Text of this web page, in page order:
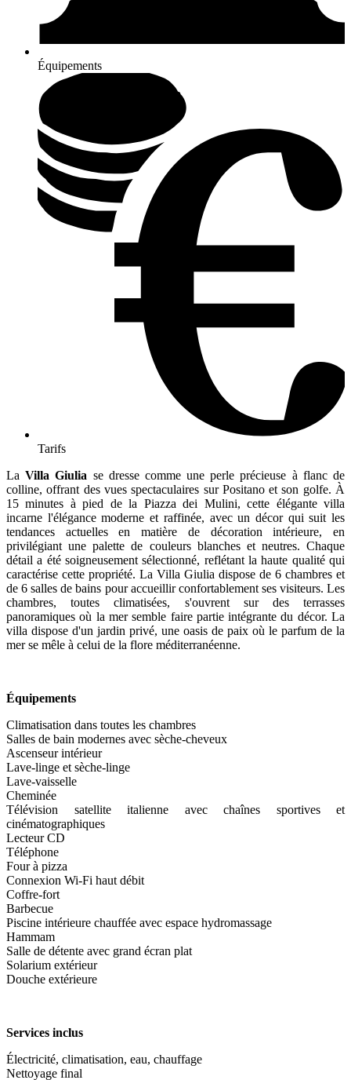
Équipements
Tarifs
LaVilla Giulia se dresse comme une perle précieuse à flanc de
colline, offrant des vues spectaculaires sur Positano et son golfe. À
15 minutes à pied de la Piazza dei Mulini, cette élégante villa
incarne l'élégance moderne et raffinée, avec un décor qui suit les
tendances actuelles en matière de décoration intérieure, en
privilégiant une palette de couleurs blanches et neutres. Chaque
détail a été soigneusement sélectionné, reflétant la haute qualité qui
caractérise cette propriété. La Villa Giulia dispose de 6 chambres et
de 6 salles de bains pour accueillir confortablement ses visiteurs. Les
chambres, toutes climatisées, s'ouvrent sur des terrasses
panoramiques où la mer semble faire partie intégrante du décor. La
villa dispose d'un jardin privé, une oasis de paix où le parfum de la
mer se mêle à celui de la flore méditerranéenne.
Équipements
Climatisation dans toutes les chambres
Salles de bain modernes avec sèche-cheveux
Ascenseur intérieur
Lave-linge et sèche-linge
Lave-vaisselle
Cheminée
Télévision satellite italienne avec chaînes sportives et
cinématographiques
Lecteur CD
Téléphone
Four à pizza
Connexion Wi-Fi haut débit
Coffre-fort
Barbecue
Piscine intérieure chauffée avec espace hydromassage
Hammam
Salle de détente avec grand écran plat
Solarium extérieur
Douche extérieure
Services inclus
Électricité, climatisation, eau, chauffage
Nettoyage final